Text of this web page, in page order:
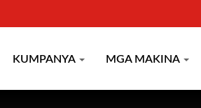
KUMPANYA MGA MAKINA